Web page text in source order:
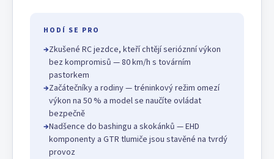
HODÍ SE PRO
→Zkušené RC jezdce, kteří chtějí serióznní výkon
bez kompromisů — 80 km/h s továrním
pastorkem
→Začátečníky a rodiny — tréninkový režim omezí
výkon na 50 % a model se naučíte ovládat
bezpečně
→Nadšence do bashingu a skokánků — EHD
komponenty a GTR tlumiče jsou stavěné na tvrdý
provoz